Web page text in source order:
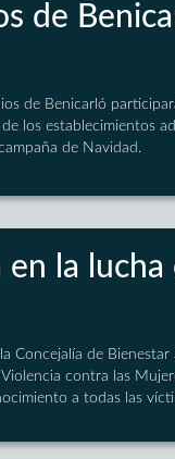
de
de Benicarló
los establecimientos
de Navidad.
en la
Concejalía de
contra las
a todas las